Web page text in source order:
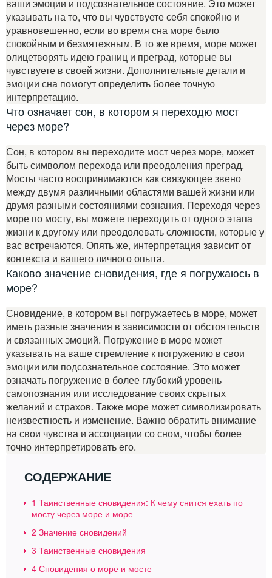
ваши эмоции и подсознательное состояние. Это может
указывать на то, что вы чувствуете себя спокойно и
уравновешенно, если во время сна море было
спокойным и безмятежным. В то же время, море может
олицетворять идею границ и преград, которые вы
чувствуете в своей жизни. Дополнительные детали и
эмоции сна помогут определить более точную
интерпретацию.
Что означает сон, в котором я переходю мост
через море?
Сон, в котором вы переходите мост через море, может
быть символом перехода или преодоления преград.
Мосты часто воспринимаются как связующее звено
между двумя различными областями вашей жизни или
двумя разными состояниями сознания. Переходя через
море по мосту, вы можете переходить от одного этапа
жизни к другому или преодолевать сложности, которые у
вас встречаются. Опять же, интерпретация зависит от
контекста и вашего личного опыта.
Каково значение сновидения, где я погружаюсь в
море?
Сновидение, в котором вы погружаетесь в море, может
иметь разные значения в зависимости от обстоятельств
и связанных эмоций. Погружение в море может
указывать на ваше стремление к погружению в свои
эмоции или подсознательное состояние. Это может
означать погружение в более глубокий уровень
самопознания или исследование своих скрытых
желаний и страхов. Также море может символизировать
неизвестность и изменение. Важно обратить внимание
на свои чувства и ассоциации со сном, чтобы более
точно интерпретировать его.
СОДЕРЖАНИЕ
1 Таинственные сновидения: К чему снится ехать по
мосту через море и море
2 Значение сновидений
3 Таинственные сновидения
4 Сновидения о море и мосте